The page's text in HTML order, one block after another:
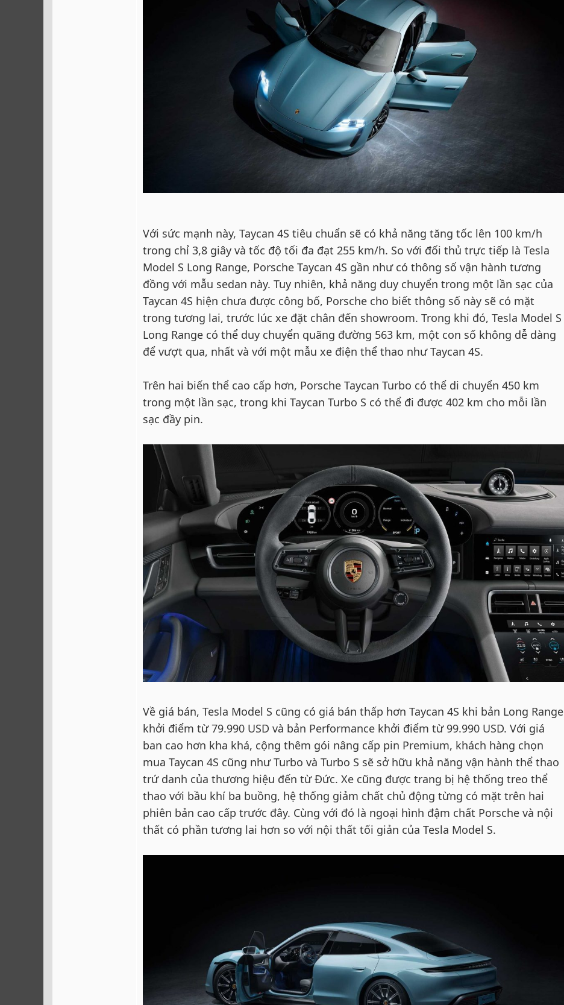
Với sức mạnh này, Taycan 4S tiêu chuẩn sẽ có khả năng tăng tốc lên 100 km/h
trong chỉ 3,8 giây và tốc độ tối đa đạt 255 km/h. So với đối thủ trực tiếp là Tesla
Model S Long Range, Porsche Taycan 4S gần như có thông số vận hành tương
đồng với mẫu sedan này. Tuy nhiên, khả năng duy chuyển trong một lần sạc của
Taycan 4S hiện chưa được công bố, Porsche cho biết thông số này sẽ có mặt
trong tương lai, trước lúc xe đặt chân đến showroom. Trong khi đó, Tesla Model S
Long Range có thể duy chuyển quãng đường 563 km, một con số không dễ dàng
để vượt qua, nhất và với một mẫu xe điện thể thao như Taycan 4S.
Trên hai biến thể cao cấp hơn, Porsche Taycan Turbo có thể di chuyển 450 km
trong một lần sạc, trong khi Taycan Turbo S có thể đi được 402 km cho mỗi lần
sạc đầy pin.
Về giá bán, Tesla Model S cũng có giá bán thấp hơn Taycan 4S khi bản Long Range
khởi điểm từ 79.990 USD và bản Performance khởi điểm từ 99.990 USD. Với giá
ban cao hơn kha khá, cộng thêm gói nâng cấp pin Premium, khách hàng chọn
mua Taycan 4S cũng như Turbo và Turbo S sẽ sở hữu khả năng vận hành thể thao
trứ danh của thương hiệu đến từ Đức. Xe cũng được trang bị hệ thống treo thể
thao với bầu khí ba buồng, hệ thống giảm chất chủ động từng có mặt trên hai
phiên bản cao cấp trước đây. Cùng với đó là ngoại hình đậm chất Porsche và nội
thất có phần tương lai hơn so với nội thất tối giản của Tesla Model S.